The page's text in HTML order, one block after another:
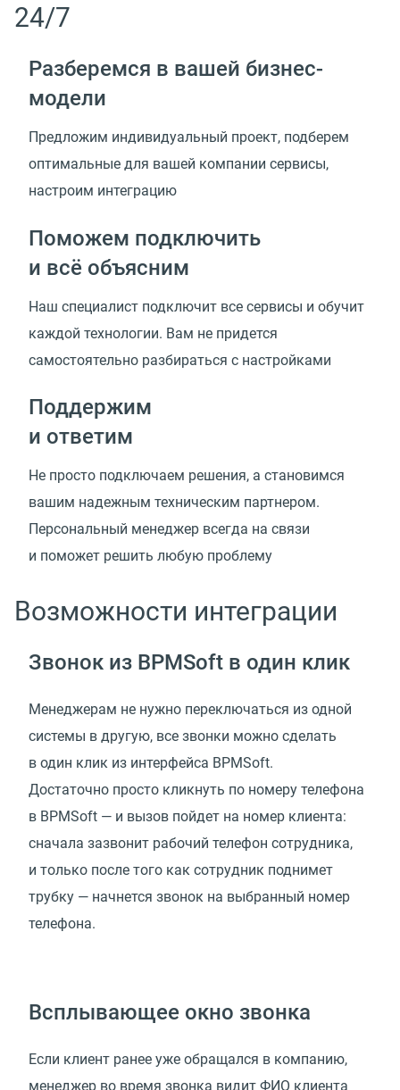
24/7
Разберемся в вашей бизнес-
модели
Предложим индивидуальный проект, подберем
оптимальные для вашей компании сервисы,
настроим интеграцию
Поможем подключить
и всё объясним
Наш специалист подключит все сервисы и обучит
каждой технологии. Вам не придется
самостоятельно разбираться с настройками
Поддержим
и ответим
Не просто подключаем решения, а становимся
вашим надежным техническим партнером.
Персональный менеджер всегда на связи
и поможет решить любую проблему
Возможности интеграции
Звонок из BPMSoft в один клик
Менеджерам не нужно переключаться из одной
системы в другую, все звонки можно сделать
в один клик из интерфейса BPMSoft.
Достаточно просто кликнуть по номеру телефона
в BPMSoft — и вызов пойдет на номер клиента:
сначала зазвонит рабочий телефон сотрудника,
и только после того как сотрудник поднимет
трубку — начнется звонок на выбранный номер
телефона.
Всплывающее окно звонка
Если клиент ранее уже обращался в компанию,
менеджер во время звонка видит ФИО клиента